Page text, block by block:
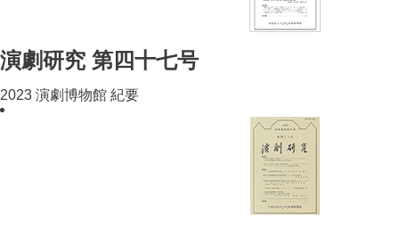
演劇研究 第四十七号
2023 演劇博物館 紀要